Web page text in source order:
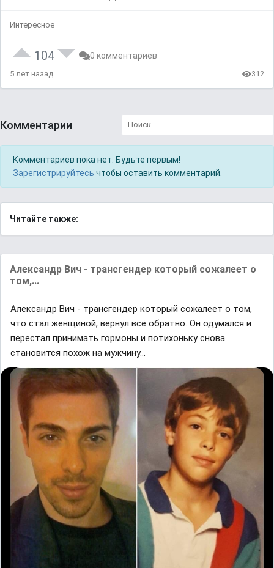
Интересное
104 0 комментариев
5 лет назад 312
Комментарии
Комментариев пока нет. Будьте первым!
Зарегистрируйтесь чтобы оставить комментарий.
Читайте также:
Александр Вич - трансгендер который сожалеет о
том,...
Александр Вич - трансгендер который сожалеет о том,
что стал женщиной, вернул всё обратно. Он одумался и
перестал принимать гормоны и потихоньку снова
становится похож на мужчину...